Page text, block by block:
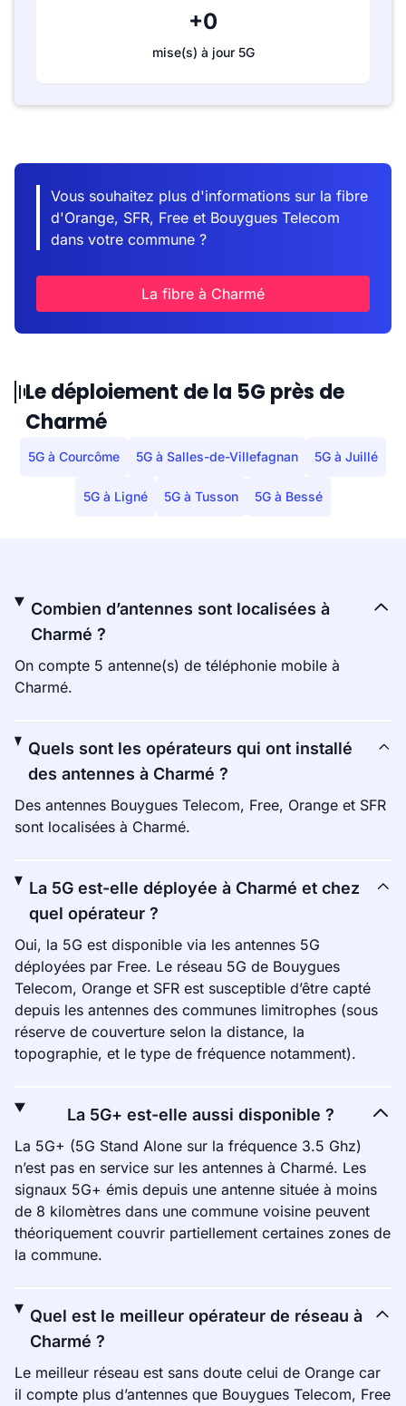
+0
mise(s) à jour 5G
Vous souhaitez plus d'informations sur la fibre
d'Orange, SFR, Free et Bouygues Telecom
dans votre commune ?
La fibre à Charmé
Le déploiement de la 5G près de
Charmé
5G à Courcôme 5G à Salles-de-Villefagnan 5G à Juillé
5G à Ligné 5G à Tusson 5G à Bessé
Combien d’antennes sont localisées à
Charmé ?
On compte 5 antenne(s) de téléphonie mobile à
Charmé.
Quels sont les opérateurs qui ont installé
des antennes à Charmé ?
Des antennes Bouygues Telecom, Free, Orange et SFR
sont localisées à Charmé.
La 5G est-elle déployée à Charmé et chez
quel opérateur ?
Oui, la 5G est disponible via les antennes 5G
déployées par Free. Le réseau 5G de Bouygues
Telecom, Orange et SFR est susceptible d’être capté
depuis les antennes des communes limitrophes (sous
réserve de couverture selon la distance, la
topographie, et le type de fréquence notamment).
La 5G+ est-elle aussi disponible ?
La 5G+ (5G Stand Alone sur la fréquence 3.5 Ghz)
n’est pas en service sur les antennes à Charmé. Les
signaux 5G+ émis depuis une antenne située à moins
de 8 kilomètres dans une commune voisine peuvent
théoriquement couvrir partiellement certaines zones de
la commune.
Quel est le meilleur opérateur de réseau à
Charmé ?
Le meilleur réseau est sans doute celui de Orange car
il compte plus d’antennes que Bouygues Telecom, Free